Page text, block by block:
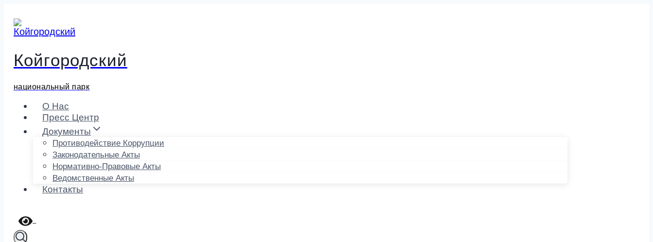
содержимому
Койгородский
национальный парк
О Нас
Пресс Центр
Документы
Противодействие Коррупции
Законодательные Акты
Нормативно-Правовые Акты
Ведомственные Акты
Контакты